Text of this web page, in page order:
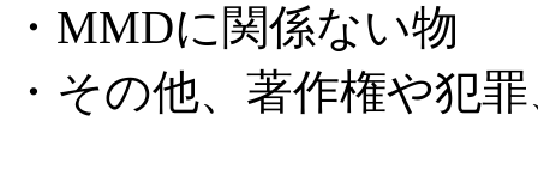
・MMDに関係ない物
・その他、著作権や犯